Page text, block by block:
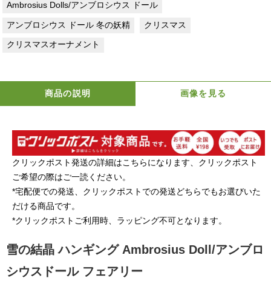
Ambrosius Dolls/アンブロシウス ドール
アンブロシウス ドール 冬の妖精 クリスマス
クリスマスオーナメント
商品の説明 画像を見る
クリックポスト発送の詳細はこちらになります、クリックポスト
ご希望の際はご一読ください。
*宅配便での発送、クリックポストでの発送どちらでもお選びいた
だける商品です。
*クリックポストご利用時、ラッピング不可となります。
雪の結晶 ハンギング Ambrosius Doll/アンブロ
シウスドール フェアリー